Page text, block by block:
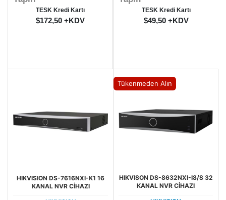
TESK Kredi Kartı
$172,50 +KDV
TESK Kredi Kartı
$49,50 +KDV
HIKVISION DS-7616NXI-K1 16
KANAL NVR CİHAZI
Tükenmeden Alın
HIKVISON DS-8632NXI-I8/S 32
KANAL NVR CİHAZI